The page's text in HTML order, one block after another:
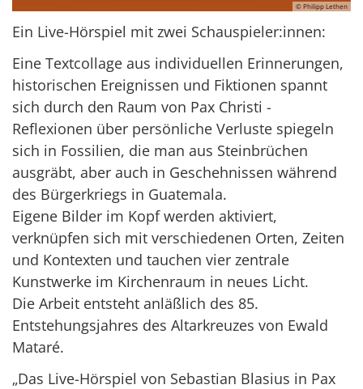
© Philipp Lethen
Ein Live-Hörspiel mit zwei Schauspieler:innen:
Eine Textcollage aus individuellen Erinnerungen,
historischen Ereignissen und Fiktionen spannt
sich durch den Raum von Pax Christi -
Reflexionen über persönliche Verluste spiegeln
sich in Fossilien, die man aus Steinbrüchen
ausgräbt, aber auch in Geschehnissen während
des Bürgerkriegs in Guatemala.
Eigene Bilder im Kopf werden aktiviert,
verknüpfen sich mit verschiedenen Orten, Zeiten
und Kontexten und tauchen vier zentrale
Kunstwerke im Kirchenraum in neues Licht.
Die Arbeit entsteht anläßlich des 85.
Entstehungsjahres des Altarkreuzes von Ewald
Mataré.
„Das Live-Hörspiel von Sebastian Blasius in Pax